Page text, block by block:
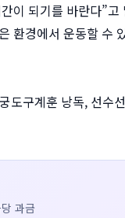
이 되기를 바란다”
환경에서 운동할 수
도구계훈 낭독, 선수
과금